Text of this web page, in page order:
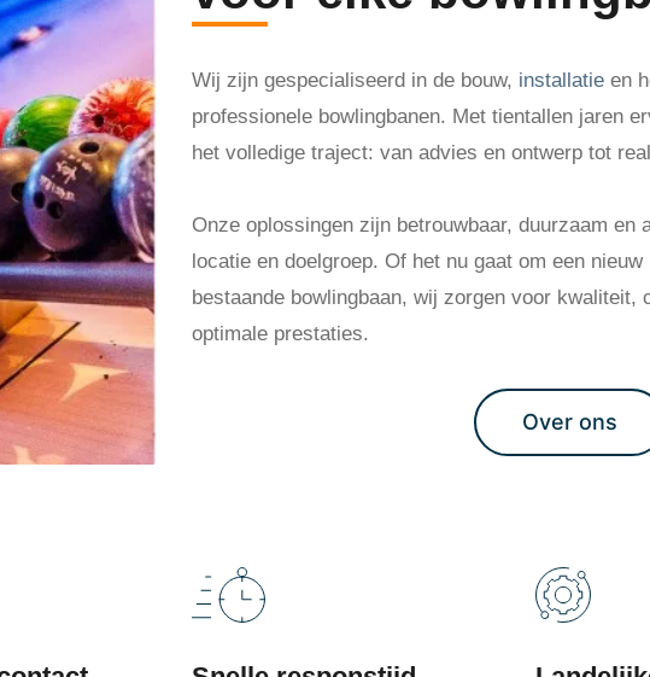
Wij zijn gespecialiseerd in de bouw, installatie en
professionele bowlingbanen. Met tientallen jaren
het volledige traject: van advies en ontwerp tot
Onze oplossingen zijn betrouwbaar, duurzaam en
locatie en doelgroep. Of het nu gaat om een
bestaande bowlingbaan, wij zorgen voor kwaliteit,
optimale prestaties.
Over ons